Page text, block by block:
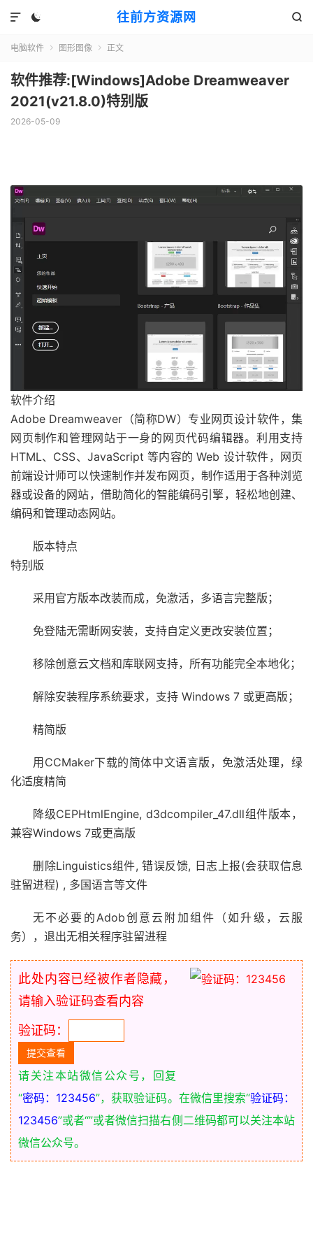
往前方资源网
 

电脑软件  图形图像  正文
软件推荐:[Windows]Adobe Dreamweaver
2021(v21.8.0)特别版
2026-05-09
软件介绍
Adobe Dreamweaver（简称DW）专业网页设计软件，集
网页制作和管理网站于一身的网页代码编辑器。利用支持
HTML、CSS、JavaScript 等内容的 Web 设计软件，网页
前端设计师可以快速制作并发布网页，制作适用于各种浏览
器或设备的网站，借助简化的智能编码引擎，轻松地创建、
编码和管理动态网站。
版本特点
特别版
采用官方版本改装而成，免激活，多语言完整版；
免登陆无需断网安装，支持自定义更改安装位置；
移除创意云文档和库联网支持，所有功能完全本地化；
解除安装程序系统要求，支持 Windows 7 或更高版；
精简版
用CCMaker下载的简体中文语言版，免激活处理，绿
化适度精简
降级CEPHtmlEngine, d3dcompiler_47.dll组件版本，
兼容Windows 7或更高版
删除Linguistics组件, 错误反馈, 日志上报(会获取信息
驻留进程) , 多国语言等文件
无不必要的Adob创意云附加组件（如升级，云服
务），退出无相关程序驻留进程
此处内容已经被作者隐藏，
请输入验证码查看内容
验证码：
请关注本站微信公众号，回复
“密码：123456”，获取验证码。在微信里搜索“验证码：
123456”或者“”或者微信扫描右侧二维码都可以关注本站
微信公众号。